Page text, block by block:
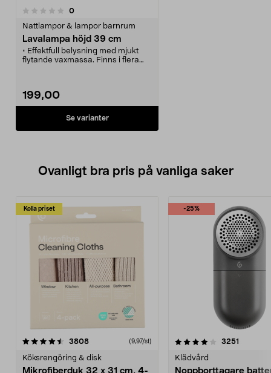
0recensioner
Nattlampor & lampor barnrum
Lavalampa höjd 39 cm
• Effektfull belysning med mjukt
flytande vaxmassa. Finns i flera
• Ljus och rörelser ger lampan ett
härligt och avkopplande sken.
• Drivs av medföljande
35 W (ingår).
länge.
199,00
Se varianter
Ovanligt bra pris på vanliga saker
Kolla priset
3808recensioner (9,97/st)
Köksrengöring & disk
Mikrofiberduk 32 x 31 cm, 4-
-25%
4.0av 5 stjärnor 3251
Klädvård
Noppborttagare
4.5av 5 stjärnor